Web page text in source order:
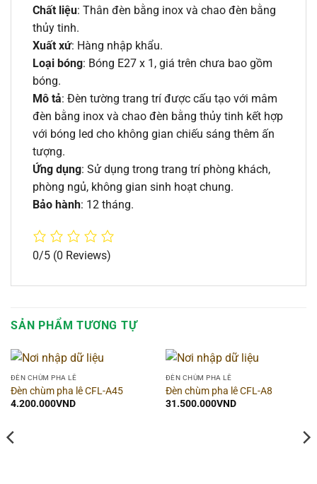
Chất liệu: Thân đèn bằng inox và chao đèn bằng
thủy tinh.
Xuất xứ: Hàng nhập khẩu.
Loại bóng: Bóng E27 x 1, giá trên chưa bao gồm
bóng.
Mô tả: Đèn tường trang trí được cấu tạo với mâm
đèn bằng inox và chao đèn bằng thủy tinh kết hợp
với bóng led cho không gian chiếu sáng thêm ấn
tượng.
Ứng dụng: Sử dụng trong trang trí phòng khách,
phòng ngủ, không gian sinh hoạt chung.
Bảo hành: 12 tháng.
0/5 (0 Reviews)
SẢN PHẨM TƯƠNG TỰ
ĐÈN CHÙM PHA LÊ
Đèn chùm pha lê CFL-A45
4.200.000VND
ĐÈN CHÙM PHA LÊ
Đèn chùm pha lê CFL-A8
31.500.000VND